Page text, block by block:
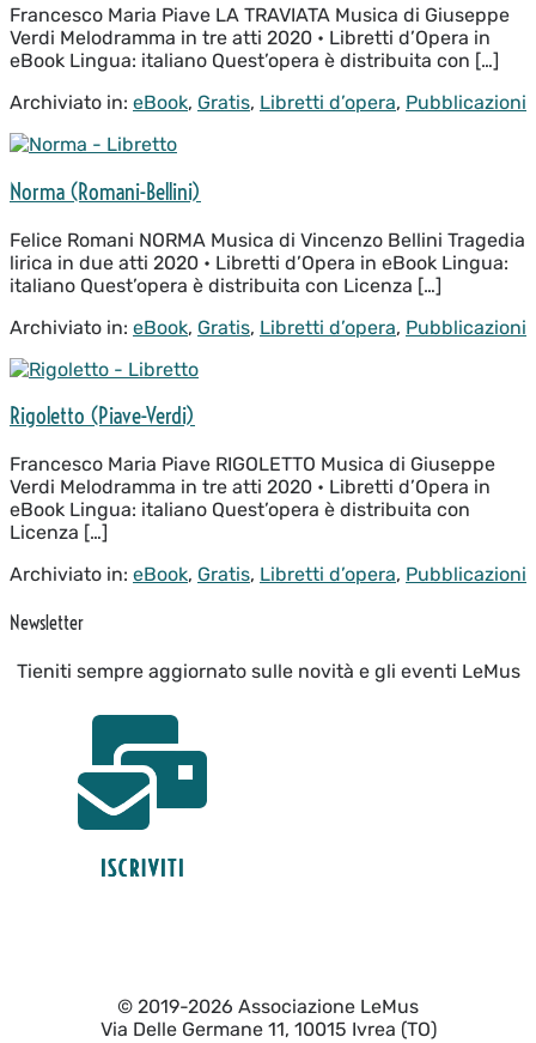
Francesco Maria Piave LA TRAVIATA Musica di Giuseppe
Verdi Melodramma in tre atti 2020 • Libretti d’Opera in
eBook Lingua: italiano Quest’opera è distribuita con […]
Archiviato in: eBook, Gratis, Libretti d’opera, Pubblicazioni
Norma
Bellini)
Norma (Romani-Bellini)
Felice Romani NORMA Musica di Vincenzo Bellini Tragedia
lirica in due atti 2020 • Libretti d’Opera in eBook Lingua:
italiano Quest’opera è distribuita con Licenza […]
Archiviato in: eBook, Gratis, Libretti d’opera, Pubblicazioni
Rigoletto
Verdi)
Rigoletto (Piave-Verdi)
Francesco Maria Piave RIGOLETTO Musica di Giuseppe
Verdi Melodramma in tre atti 2020 • Libretti d’Opera in
eBook Lingua: italiano Quest’opera è distribuita con
Licenza […]
Archiviato in: eBook, Gratis, Libretti d’opera, Pubblicazioni
Newsletter
Tieniti sempre aggiornato sulle novità e gli eventi LeMus
© 2019-2026 Associazione LeMus
Via Delle Germane 11, 10015 Ivrea (TO)